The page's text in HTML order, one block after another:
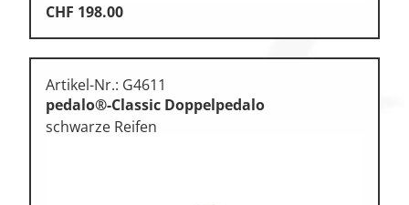
CHF 198.00
Artikel-Nr.: G4611
pedalo®-Classic Doppelpedalo
schwarze Reifen